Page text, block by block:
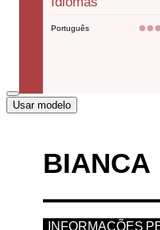
Usar modelo